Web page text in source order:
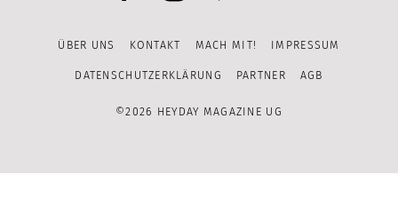
Channel
ÜBER UNS KONTAKT MACH MIT! IMPRESSUM
DATENSCHUTZERKLÄRUNG PARTNER AGB
©2026 HEYDAY MAGAZINE UG